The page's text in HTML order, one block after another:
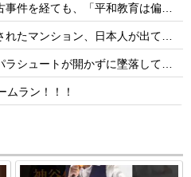
経ても、「平和教育は偏っていない!」
ン、日本人が出ていきネパール人で埋まる
ュートが開かずに墜落してしまう。
ムラン！！！